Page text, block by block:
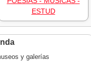
ESTUD
y galerías